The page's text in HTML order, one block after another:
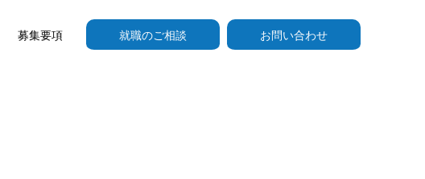
募集要項 就職のご相談 お問い合わせ